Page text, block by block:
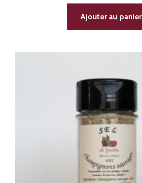
Ajouter au panier